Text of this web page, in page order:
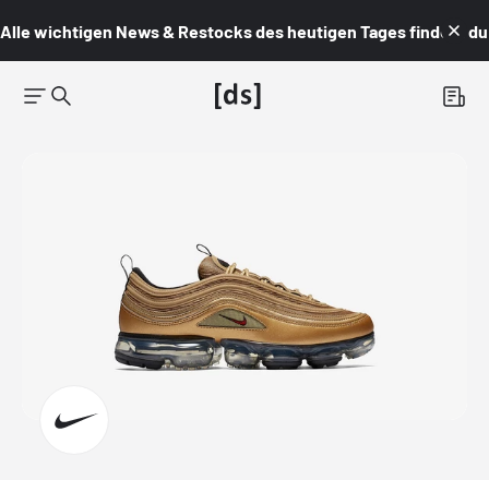
Alle wichtigen News & Restocks des heutigen Tages findest du